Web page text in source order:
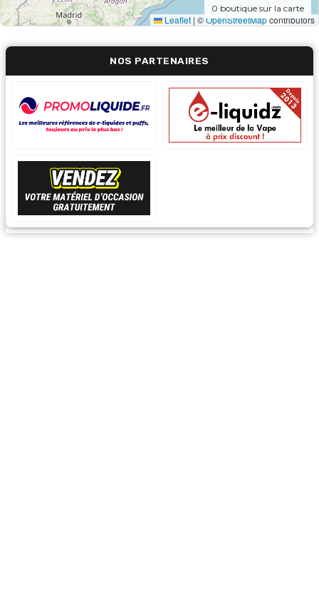
Leaflet | ©OpenStreetMapcontributors
0 boutique sur la carte
NOS PARTENAIRES